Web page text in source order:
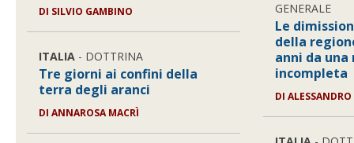
DI SILVIO GAMBINO
ITALIA - DOTTRINA
Tre giorni ai confini della
terra degli aranci
DI ANNAROSA MACRÌ
GENERALE
Le
della
anni da
incompleta
DI ALESSANDRO